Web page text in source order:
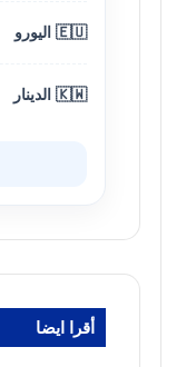
🇪🇺 اليورو
🇰🇼 الدينار
أقرا ايضا